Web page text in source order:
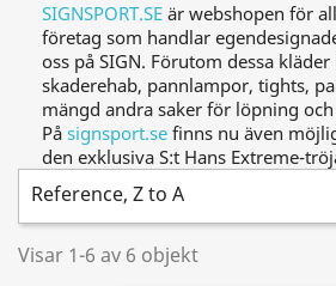
SIGNSPORT.SE är webshopen för
företag som handlar
oss på SIGN. Förutom dessa
skaderehab, pannlampor, tights,
mängd andra saker för löpning
På signsport.se finns nu även
den exklusiva S:t Hans Extreme-
Reference, Z to A
Visar 1-6 av 6 objekt